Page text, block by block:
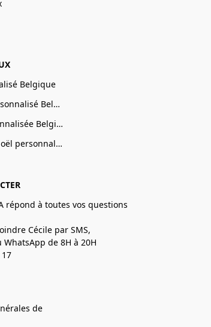
Belgique
Porte-clés personnalisé Belgique
Gourde personnalisée Belgique
Cadeaux de Noël personnalisé Belgique
répond à toutes vos questions
Cécile par SMS,
WhatsApp de 8H à 20H
de